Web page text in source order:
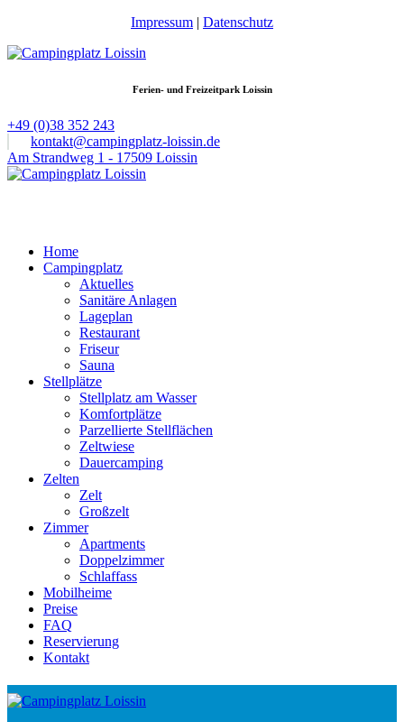
Impressum | Datenschutz
Ferien- und Freizeitpark Loissin
+49 (0)38 352 243
kontakt@campingplatz-loissin.de
Am Strandweg 1 - 17509 Loissin
Home
Campingplatz
Aktuelles
Sanitäre Anlagen
Lageplan
Restaurant
Friseur
Sauna
Stellplätze
Stellplatz am Wasser
Komfortplätze
Parzellierte Stellflächen
Zeltwiese
Dauercamping
Zelten
Zelt
Großzelt
Zimmer
Apartments
Doppelzimmer
Schlaffass
Mobilheime
Preise
FAQ
Reservierung
Kontakt